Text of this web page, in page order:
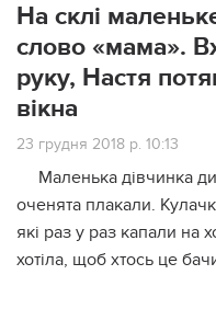
На склі
слово «мама».
руку, Настя
вікна
23 грудня 2018 р. 10:13
Маленька дівчинка
оченята плакали.
які раз у раз капали на
хотіла, щоб хтось це